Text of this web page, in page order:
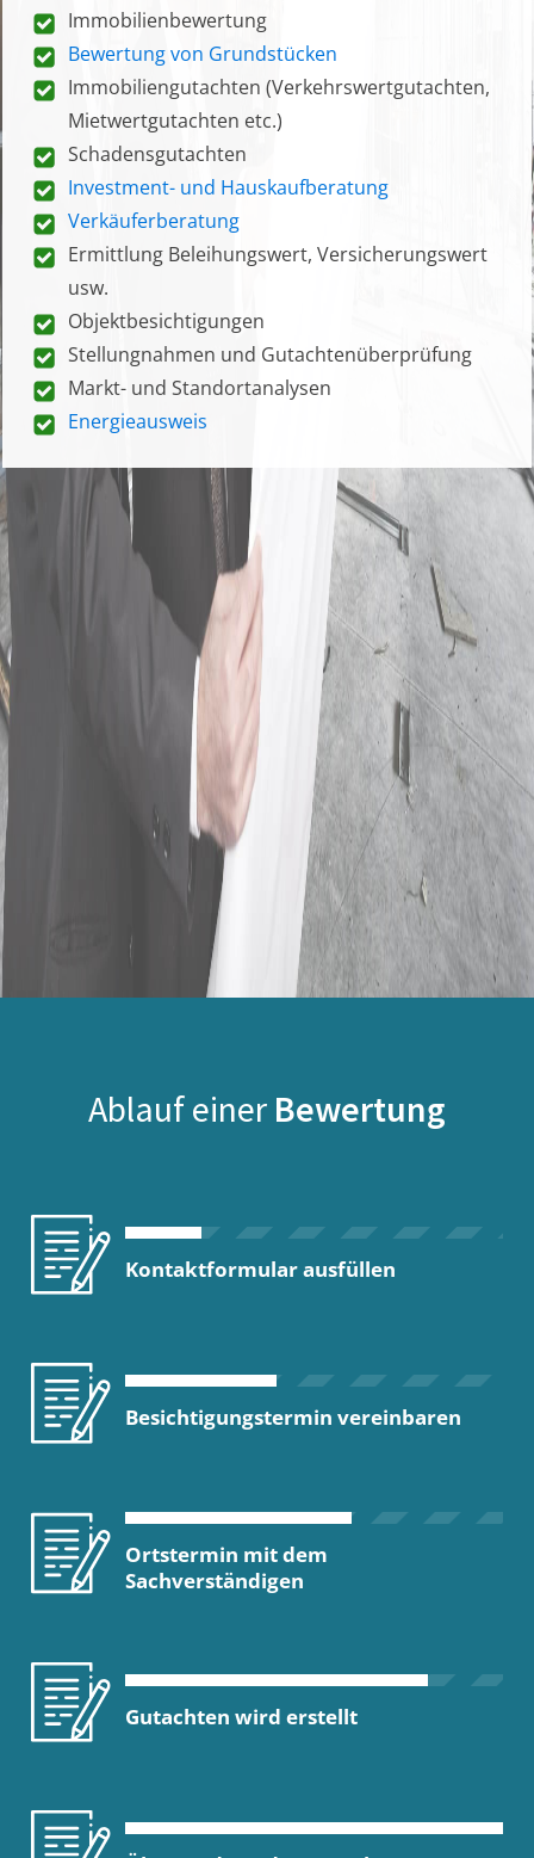
Immobilienbewertung
Bewertung von Grundstücken
Immobiliengutachten (Verkehrswertgutachten,
Mietwertgutachten etc.)
Schadensgutachten
Investment- und Hauskaufberatung
Verkäuferberatung
Ermittlung Beleihungswert, Versicherungswert
usw.
Objektbesichtigungen
Stellungnahmen und Gutachtenüberprüfung
Markt- und Standortanalysen
Energieausweis
Ablauf einer Bewertung
Kontaktformular ausfüllen
Besichtigungstermin vereinbaren
Ortstermin mit dem
Sachverständigen
Gutachten wird erstellt